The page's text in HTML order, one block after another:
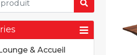
& Accueil